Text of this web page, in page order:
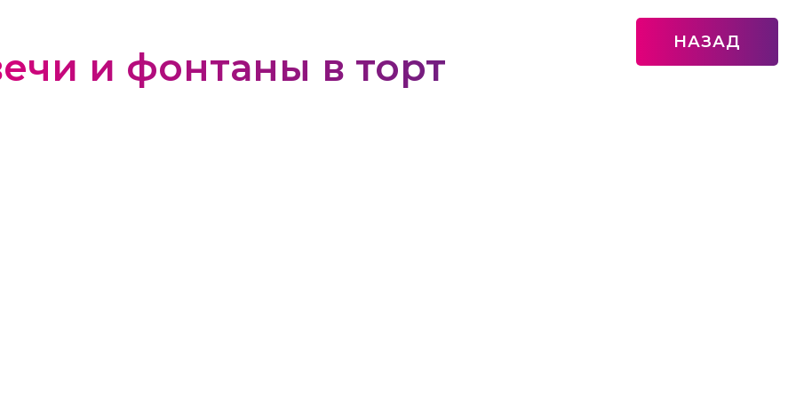
и фонтаны в торт
НАЗАД